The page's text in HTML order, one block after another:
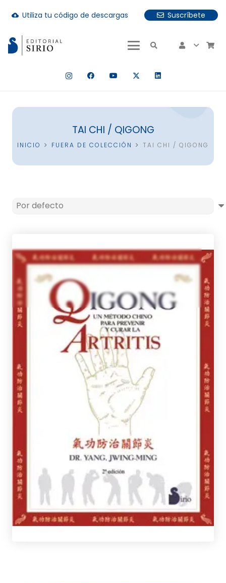
cloud_download Utiliza tu código de descargas
Suscríbete
hay resultados autocompletados, puedes utilizar las
TAI CHI / QIGONG
INICIO FUERA DE COLECCIÓN TAI CHI / QIGONG
JWING-MING, DR. YANG
eBook